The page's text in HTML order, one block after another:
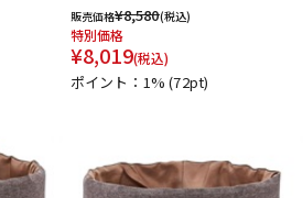
販売価格¥8,580(税込)
特別価格
¥8,019(税込)
ポイント：1%(72pt)